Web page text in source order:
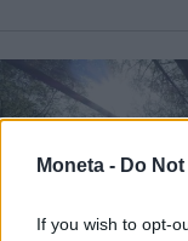
Moneta - Do
If you wish to opt-